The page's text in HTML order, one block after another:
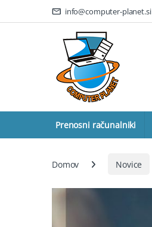
Skip to navigation
Skip to content info@computer-planet.si
Prenosni računalniki
Domov Novice